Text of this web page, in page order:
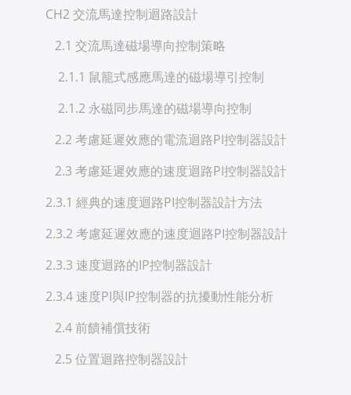
CH2 交流馬達控制迴路設計
2.1 交流馬達磁場導向控制策略
2.1.1 鼠籠式感應馬達的磁場導引控制
2.1.2 永磁同步馬達的磁場導向控制
2.2 考慮延遲效應的電流迴路PI控制器設計
2.3 考慮延遲效應的速度迴路PI控制器設計
2.3.1 經典的速度迴路PI控制器設計方法
2.3.2 考慮延遲效應的速度迴路PI控制器設計
2.3.3 速度迴路的IP控制器設計
2.3.4 速度PI與IP控制器的抗擾動性能分析
2.4 前饋補償技術
2.5 位置迴路控制器設計